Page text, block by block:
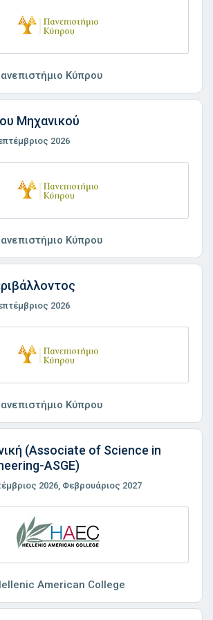
Κύπρου
Μηχανικού
2026
Κύπρου
2026
Κύπρου
(Associate of Science in
ASGE)
2026, Φεβρουάριος 2027
American College